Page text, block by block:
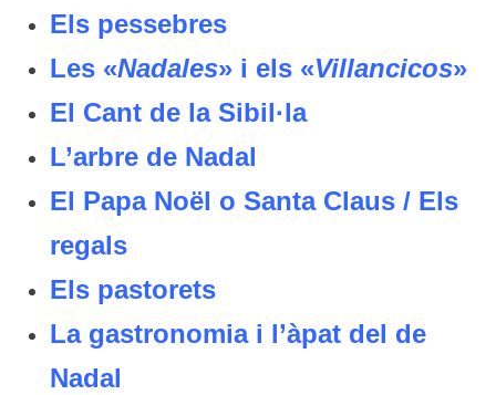
Els pessebres
Les «Nadales» i els «Villancicos»
El Cant de la Sibil·la
L’arbre de Nadal
El Papa Noël o Santa Claus / Els
regals
Els pastorets
La gastronomia i l’àpat del de
Nadal